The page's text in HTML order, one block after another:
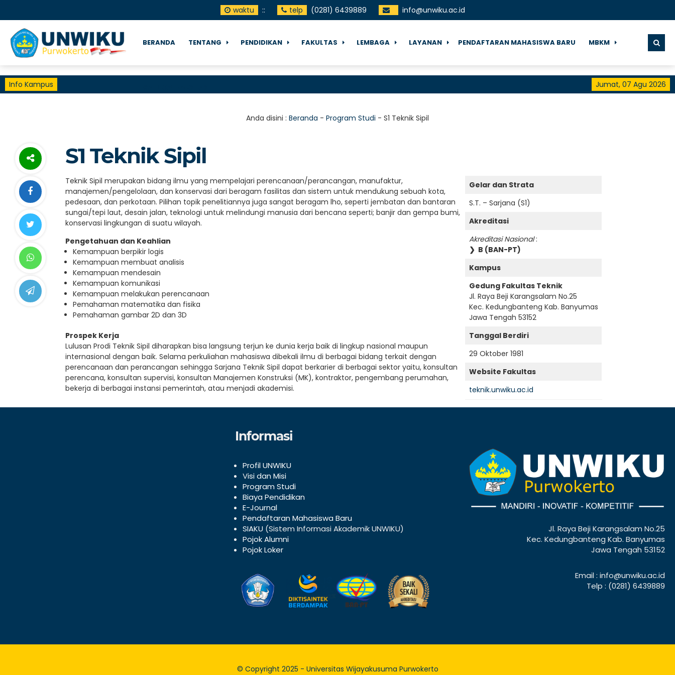
waktu :: telp (0281) 6439889 info@unwiku.ac.id
BERANDA TENTANG PENDIDIKAN FAKULTAS LEMBAGA LAYANAN PENDAFTARAN MAHASISWA BARU MBKM
Info Kampus Jumat, 07 Agu 2026
Anda disini : Beranda - Program Studi - S1 Teknik Sipil
S1 Teknik Sipil
Teknik Sipil merupakan bidang ilmu yang mempelajari perencanaan/perancangan, manufaktur,
manajemen/pengelolaan, dan konservasi dari beragam fasilitas dan sistem untuk mendukung sebuah kota,
pedesaan, dan perkotaan. Pilihan topik penelitiannya juga sangat beragam lho, seperti jembatan dan bantaran
sungai/tepi laut, desain jalan, teknologi untuk melindungi manusia dari bencana seperti; banjir dan gempa bumi,
konservasi lingkungan di suatu wilayah.
Pengetahuan dan Keahlian
Kemampuan berpikir logis
Kemampuan membuat analisis
Kemampuan mendesain
Kemampuan komunikasi
Kemampuan melakukan perencanaan
Pemahaman matematika dan fisika
Pemahaman gambar 2D dan 3D
Prospek Kerja
Lulusan Prodi Teknik Sipil diharapkan bisa langsung terjun ke dunia kerja baik di lingkup nasional maupun
internasional dengan baik. Selama perkuliahan mahasiswa dibekali ilmu di berbagai bidang terkait dengan
perencanaan dan perancangan sehingga Sarjana Teknik Sipil dapat berkarier di berbagai sektor yaitu, konsultan
perencana, konsultan supervisi, konsultan Manajemen Konstruksi (MK), kontraktor, pengembang perumahan,
bekerja di berbagai instansi pemerintah, atau menjadi akademisi.
Gelar dan Strata
S.T. – Sarjana (S1)
Akreditasi
Akreditasi Nasional:
❯ B (BAN-PT)
Kampus
Gedung Fakultas Teknik
Jl. Raya Beji Karangsalam No.25
Kec. Kedungbanteng Kab. Banyumas
Jawa Tengah 53152
Tanggal Berdiri
29 Oktober 1981
Website Fakultas
teknik.unwiku.ac.id
Informasi
Profil UNWIKU
Visi dan Misi
Program Studi
Biaya Pendidikan
E-Journal
Pendaftaran Mahasiswa Baru
SIAKU(Sistem Informasi Akademik UNWIKU)
Pojok Alumni
Pojok Loker
Jl. Raya Beji Karangsalam No.25
Kec. Kedungbanteng Kab. Banyumas
Jawa Tengah 53152
Email : info@unwiku.ac.id
Telp : (0281) 6439889
© Copyright 2025 - Universitas Wijayakusuma Purwokerto